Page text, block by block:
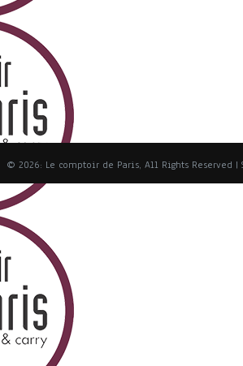
© 2026: Le comptoir de Paris, All Rights Reserved |